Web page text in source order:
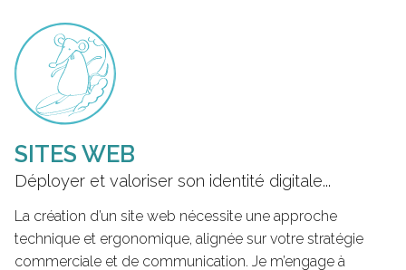
SITES WEB
Déployer et valoriser son identité digitale...
La création d’un site web nécessite une approche
technique et ergonomique, alignée sur votre stratégie
commerciale et de communication. Je m’engage à